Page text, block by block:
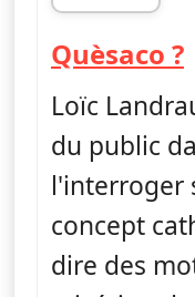
fin 18h00
Quèsaco ?
Loïc
du public
l'interroger
concept
dire des